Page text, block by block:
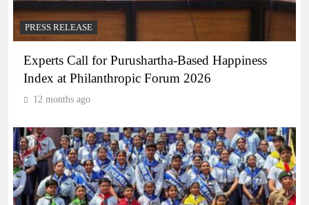
PRESS RELEASE
Experts Call for Purushartha-Based Happiness
Index at Philanthropic Forum 2026
12 months ago